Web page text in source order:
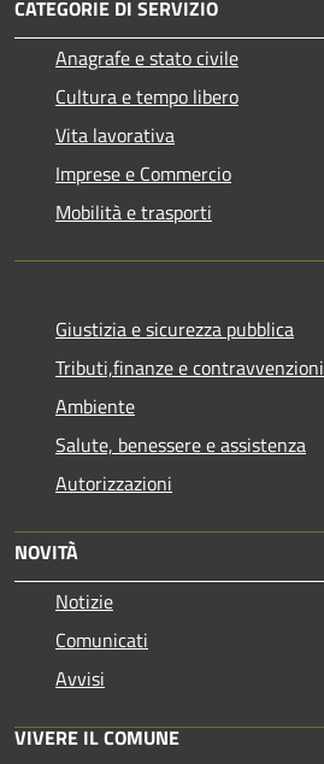
CATEGORIE DI SERVIZIO
Anagrafe e stato civile
Cultura e tempo libero
Vita lavorativa
Imprese e Commercio
Mobilità e trasporti
Giustizia e sicurezza pubblica
Tributi,finanze e contravvenzioni
Ambiente
Salute, benessere e assistenza
Autorizzazioni
NOVITÀ
Notizie
Comunicati
Avvisi
VIVERE IL COMUNE